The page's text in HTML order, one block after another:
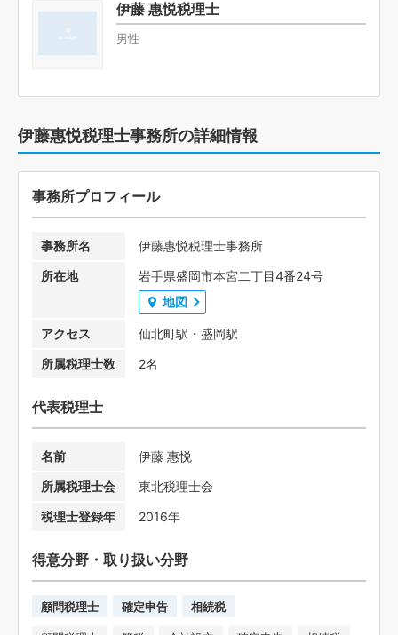
伊藤 惠悦税理士
男性
伊藤惠悦税理士事務所の詳細情報
事務所プロフィール
事務所名
伊藤惠悦税理士事務所
所在地
岩手県盛岡市本宮二丁目4番24号
地図
アクセス
仙北町駅・盛岡駅
所属税理士数
2名
代表税理士
名前
伊藤 惠悦
所属税理士会
東北税理士会
税理士登録年
2016年
得意分野・取り扱い分野
顧問税理士 確定申告 相続税